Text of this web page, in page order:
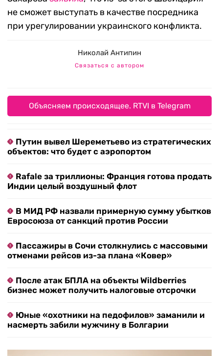
не сможет выступать в качестве посредника
при урегулировании украинского конфликта.
Николай Антипин
Связаться с автором
Объясняем происходящее. RTVI в Telegram
Путин вывел Шереметьево из стратегических
объектов: что будет с аэропортом
Rafale за триллионы: Франция готова продать
Индии целый воздушный флот
В МИД РФ назвали примерную сумму убытков
Евросоюза от санкций против России
Пассажиры в Сочи столкнулись с массовыми
отменами рейсов из-за плана «Ковер»
После атак БПЛА на объекты Wildberries
бизнес может получить налоговые отсрочки
Юные «охотники на педофилов» заманили и
насмерть забили мужчину в Болгарии